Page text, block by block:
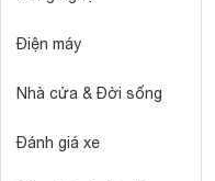
Điện máy
Nhà cửa & Đời sống
Đánh giá xe